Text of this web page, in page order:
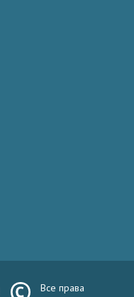
Все права